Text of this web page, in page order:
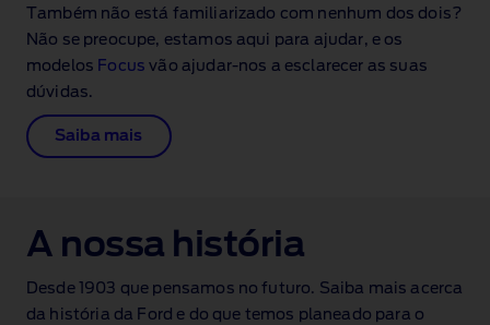
Também não está familiarizado com nenhum dos dois?
Não se preocupe, estamos aqui para ajudar, e os
modelos Focus vão ajudar‑nos a esclarecer as suas
dúvidas.
Saiba mais
A nossa história
Desde 1903 que pensamos no futuro. Saiba mais acerca
da história da Ford e do que temos planeado para o